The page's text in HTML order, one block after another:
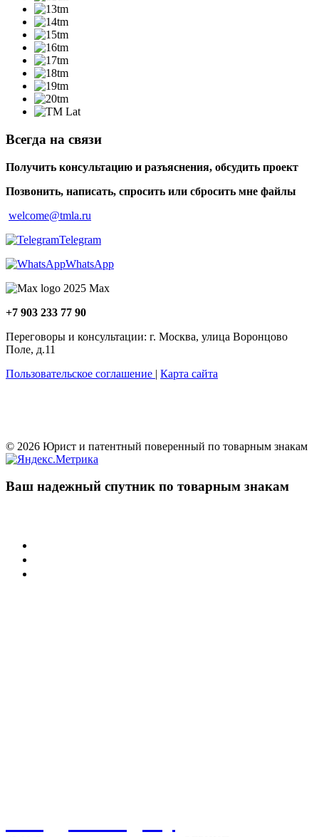
Всегда на связи
Получить консультацию и разъяснения, обсудить проект
Позвонить, написать, спросить или сбросить мне файлы
welcome@tmla.ru
Telegram
WhatsApp
Maх
+7 903 233 77 90
Переговоры и консультации: г. Москва, улица Воронцово
Поле, д.11
Пользовательское соглашение | Карта сайта
© 2026 Юрист и патентный поверенный по товарным знакам
Ваш надежный спутник по товарным знакам